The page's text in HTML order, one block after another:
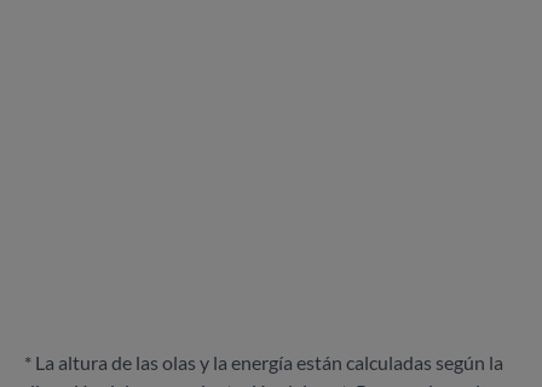
* La altura de las olas y la energía están calculadas según la